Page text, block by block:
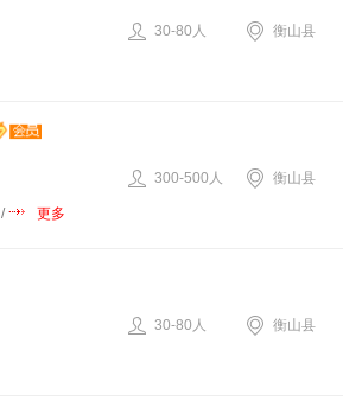
30-80人 衡山县
300-500人 衡山县
/ 更多
30-80人 衡山县